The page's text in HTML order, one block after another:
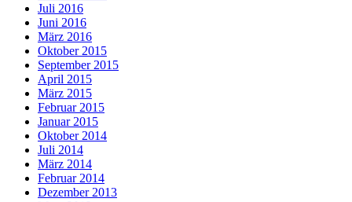
Juli 2016
Juni 2016
März 2016
Oktober 2015
September 2015
April 2015
März 2015
Februar 2015
Januar 2015
Oktober 2014
Juli 2014
März 2014
Februar 2014
Dezember 2013